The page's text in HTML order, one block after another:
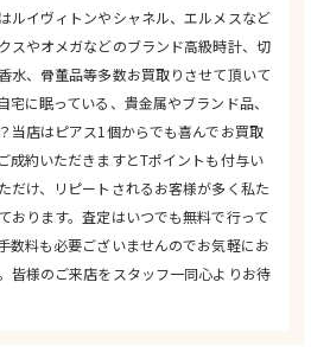
ルイヴィトンやシャネル、エルメスなど
スやオメガなどのブランド高級時計、切
水、骨董品等多数お買取りさせて頂いて
宅に眠っている、貴金属やブランド品、
当店はピアス1個からでも喜んでお買取
成約いただきますとTポイントも付与い
だけ、リピートされるお客様が多く私た
おります。査定はいつでも無料で行って
数料も必要ございませんのでお気軽にお
皆様のご来店をスタッフ一同心よりお待